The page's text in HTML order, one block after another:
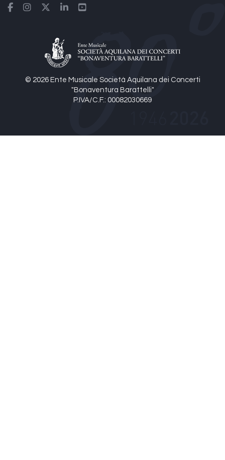
© 2026 Ente Musicale Società Aquilana dei Concerti
"Bonaventura Barattelli"
P.IVA/C.F.: 00082030669